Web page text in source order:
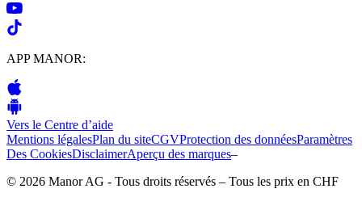
APP MANOR:
Vers le Centre d’aide
Mentions légalesPlan du siteCGVProtection des donnéesParamètres
Des CookiesDisclaimerAperçu des marques–
© 2026 Manor AG - Tous droits réservés – Tous les prix en CHF